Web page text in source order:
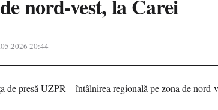
nord-vest, la Carei
20:44